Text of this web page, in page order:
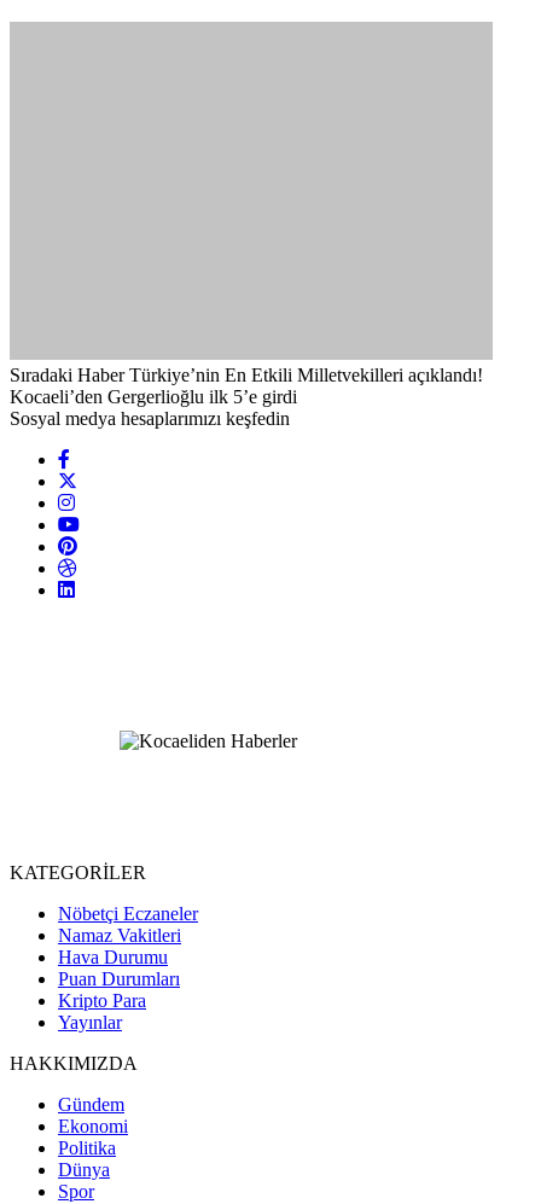
Sıradaki Haber Türkiye’nin En Etkili Milletvekilleri açıklandı!
Kocaeli’den Gergerlioğlu ilk 5’e girdi
Sosyal medya hesaplarımızı keşfedin
KATEGORİLER
Nöbetçi Eczaneler
Namaz Vakitleri
Hava Durumu
Puan Durumları
Kripto Para
Yayınlar
HAKKIMIZDA
Gündem
Ekonomi
Politika
Dünya
Spor